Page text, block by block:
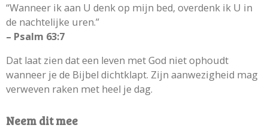
“Wanneer ik aan U denk op mijn bed, overdenk ik U in
de nachtelijke uren.”
– Psalm 63:7
Dat laat zien dat een leven met God niet ophoudt
wanneer je de Bijbel dichtklapt. Zijn aanwezigheid mag
verweven raken met heel je dag.
Neem dit mee